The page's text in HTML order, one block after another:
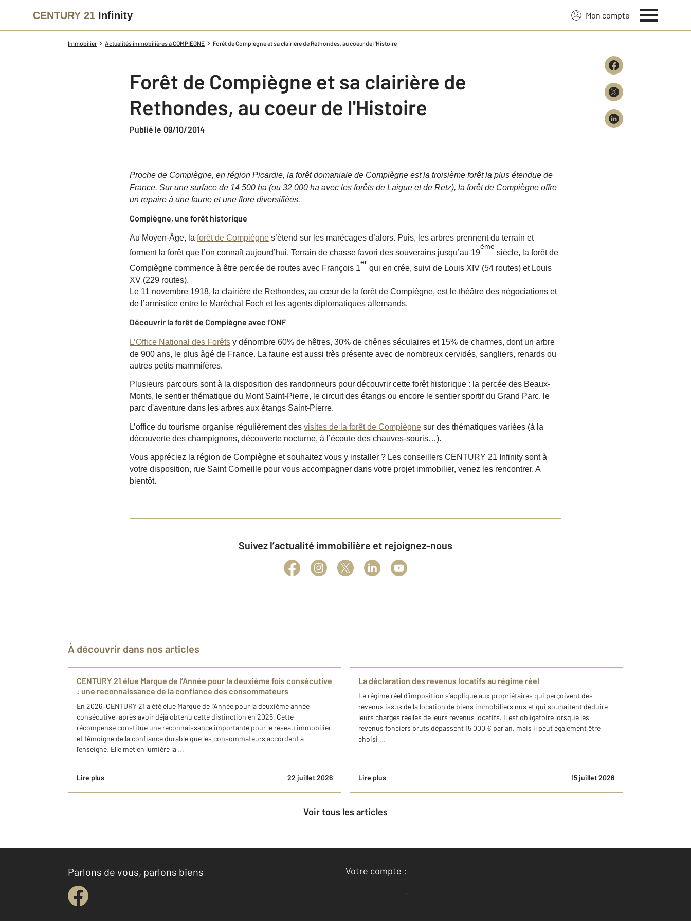
CENTURY 21 Infinity Mon compte
Immobilier Actualités immobilières à COMPIEGNE Forêt de Compiègne et sa clairière de Rethondes, au coeur de l'Histoire
Forêt de Compiègne et sa clairière de
Rethondes, au coeur de l'Histoire
Publié le 09/10/2014
Proche de Compiègne, en région Picardie, la forêt domaniale de Compiègne est la troisième forêt la plus étendue de
France. Sur une surface de 14 500 ha (ou 32 000 ha avec les forêts de Laigue et de Retz), la forêt de Compiègne offre
un repaire à une faune et une flore diversifiées.
Compiègne, une forêt historique
Au Moyen-Âge, la forêt de Compiègne s’étend sur les marécages d’alors. Puis, l es arbres prennent du terrain et
forment la forêt que l’on connaît aujourd’hui. Terrain de chasse favori des souverains jusqu’au 19
ème
siècle, la forêt de
Compiègne commence à être percée de routes avec François 1
er
qui en crée, suivi de Louis XIV (54 routes) et Louis
XV (229 routes).
Le 11 novembre 1918, la clairière de Rethondes, au cœur de la forêtde Compiègne, est le théâtre des négociations et
de l’armistice entre le Maréchal Foch et les agents diplomatiques allemands.
Découvrir la forêt de Compiègne avec l’ONF
L’Office National des Forêts y dénombre 60% de hêtres, 30% de chênes séculaires et 15% de charmes, dont un arbre
de 900 ans, le plus âgé de France. La faune est aussi très présente avec de nombreux cervidés, sangliers, renards ou
autres petits mammifères.
Plusieurs parcours sont à la disposition des randonneurs pour découvrir cette forêt historique : la percée des Beaux-
Monts, le sentier thématique du Mont Saint-Pierre, le circuit des étangs ou encore le sentier sportif du Grand Parc. le
parc d'aventure dans les arbres aux étangs Saint-Pierre.
L’office du tourisme organise régulièrement des visites de la forêt de Compiègne sur des thématiques variées (à la
découverte des champignons, découverte nocturne, à l’écoute des chauves-souris…).
Vous appréciez la région de Compiègne et souhaitez vous y installer ? Les conseillers CENTURY 21 Infinity sont à
votre disposition, rue Saint Corneille pour vous accompagner dans votre projet immobilier, venez les rencontrer. A
bientôt.
Suivez l’actualité immobilière et rejoignez-nous
À découvrir dans nos articles
CENTURY 21 élue Marque de l’Année pour la deuxième fois consécutive
: une reconnaissance de la confiance des consommateurs
En 2026, CENTURY 21 a été élue Marque de l’Année pour la deuxième année
consécutive, après avoir déjà obtenu cette distinction en 2025. Cette
récompense constitue une reconnaissance importante pour le réseau immobilier
et témoigne de la confiance durable que les consommateurs accordent à
l’enseigne. Elle met en lumière la ...
Lire plus 22 juillet 2026
La déclaration des revenus locatifs au régime réel
Le régime réel d’imposition s’applique aux propriétaires qui perçoivent des
revenus issus de la location de biens immobiliers nus et qui souhaitent déduire
leurs charges réelles de leurs revenus locatifs. Il est obligatoire lorsque les
revenus fonciers bruts dépassent 15 000 € par an, mais il peut également être
choisi ...
Lire plus 15 juillet 2026
Voir tous les articles
Parlons de vous, parlons biens
Votre compte :
Accéder à mon compte